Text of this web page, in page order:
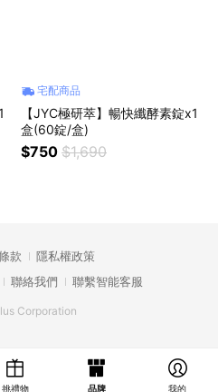
宅配商品
【JYC極研萃】暢快纖酵素錠x1
盒(60錠/盒)
$750 $1,690
挑禮物 品牌 我的
款
隱私權政策
聯絡我們 聯繫智能客服
Corporation